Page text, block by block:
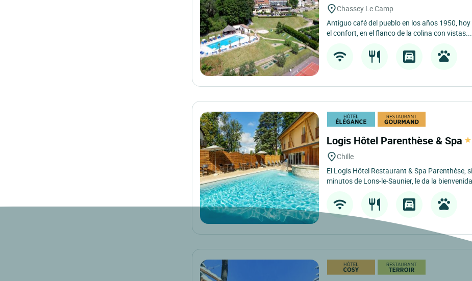
Chassey Le Camp
Antiguo café del pueblo en los años 1950,
el confort, en el flanco de la colina con vistas...
Logis Hôtel Parenthèse & Spa
Chille
El Logis Hôtel Restaurant & Spa Parenthèse,
minutos de Lons-le-Saunier, le da la